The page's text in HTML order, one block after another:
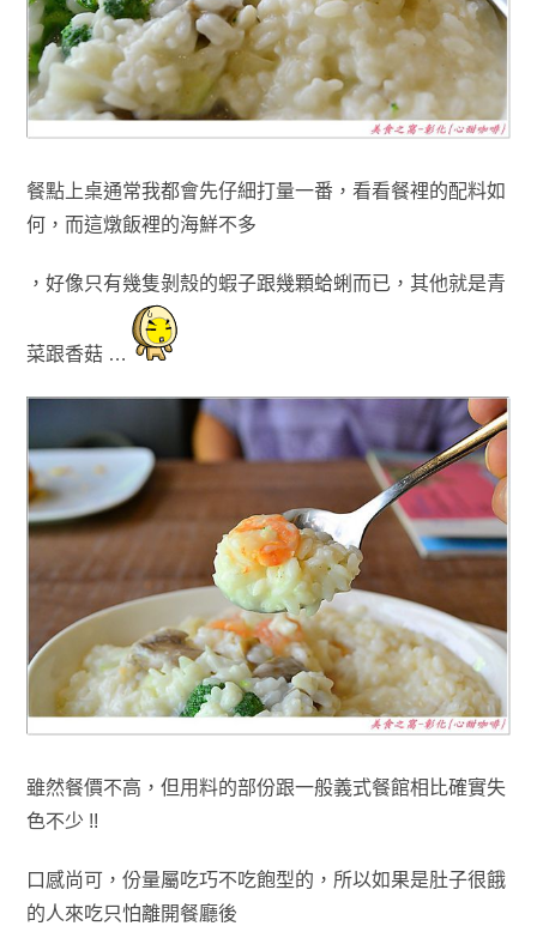
餐點上桌通常我都會先仔細打量一番，看看餐裡的配料如
何， 而這燉飯裡的海鮮不多
， 好像只有幾隻剝殼的蝦子跟幾顆蛤蜊而已，其他就是青
菜跟香菇…
雖然餐價不高，但用料的部份跟一般義式餐館相比確實失
色不少 !!
口感尚可，份量屬吃巧不吃飽型的 ，所以如果是肚子很餓
的人來吃只怕離開餐廳後